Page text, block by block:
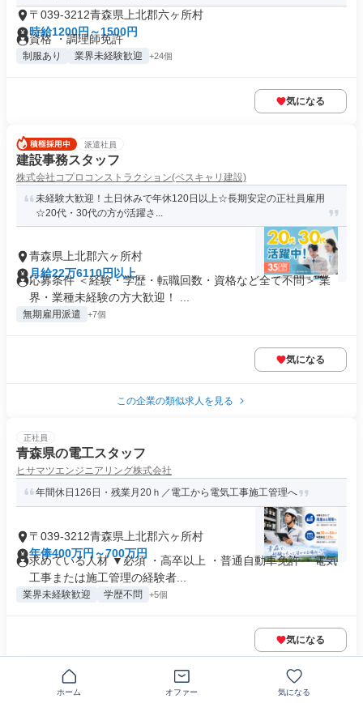
〒039-3212青森県上北郡六ヶ所村
時給1200円～1500円
資格 ・調理師免許
制服あり 業界未経験歓迎 +24個
気になる
派遣社員
建設事務スタッフ
株式会社コプロコンストラクション(ベスキャリ建設)
未経験大歓迎！土日休みで年休120日以上☆長期安定の正社員雇用
☆20代・30代の方が活躍さ...
青森県上北郡六ヶ所村
月給22万6110円以上
応募条件 ＜経験・学歴・転職回数・資格など全て不問＞ 業
界・業種未経験の方大歓迎！ ...
無期雇用派遣 +7個
気になる
この企業の類似求人を見る
正社員
青森県の電工スタッフ
ヒサマツエンジニアリング株式会社
年間休日126日・残業月20ｈ／電工から電気工事施工管理へ
〒039-3212青森県上北郡六ヶ所村
年俸400万円～700万円
求めている人材 ▼必須 ・高卒以上 ・普通自動車免許 ・電気
工事または施工管理の経験者...
業界未経験歓迎 学歴不問 +5個
気になる
トップスタイリスト/理容
ホーム オファー 気になる